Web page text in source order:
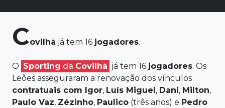
Covilhã já tem 16 jogadores.
O Sporting da Covilhã já tem 16 jogadores. Os
Leões asseguraram a renovação dos vínculos
contratuais com Igor, Luís Miguel , Dani, Milton,
Paulo Vaz, Zézinho, Paulico (três anos) e Pedro